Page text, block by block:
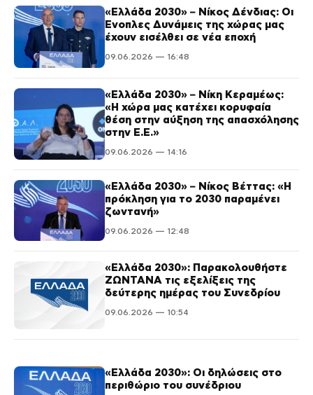
«Ελλάδα 2030» – Νίκος Δένδιας: Οι
Ένοπλες Δυνάμεις της χώρας μας
έχουν εισέλθει σε νέα εποχή
09.06.2026 — 16:48
«Ελλάδα 2030» – Νίκη Κεραμέως:
«Η χώρα μας κατέχει κορυφαία
θέση στην αύξηση της απασχόλησης
στην Ε.Ε.»
09.06.2026 — 14:16
«Ελλάδα 2030» – Νίκος Βέττας: «Η
πρόκληση για το 2030 παραμένει
ζωντανή»
09.06.2026 — 12:48
«Ελλάδα 2030»: Παρακολουθήστε
ΖΩΝΤΑΝΑ τις εξελίξεις της
δεύτερης ημέρας του Συνεδρίου
09.06.2026 — 10:54
«Ελλάδα 2030»: Οι δηλώσεις στο
περιθώριο του συνέδριου